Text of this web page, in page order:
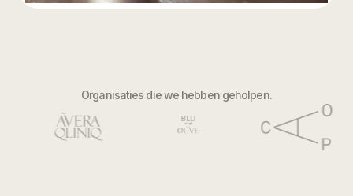
Organisaties die we hebben geholpen.